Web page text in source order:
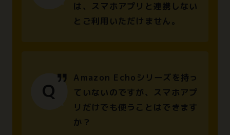
は、スマホアプリと連携しない
とご利用いただけません。
Amazon Echoシリーズを持っ
ていないのですが、スマホアプ
リだけでも使うことはできます
か？